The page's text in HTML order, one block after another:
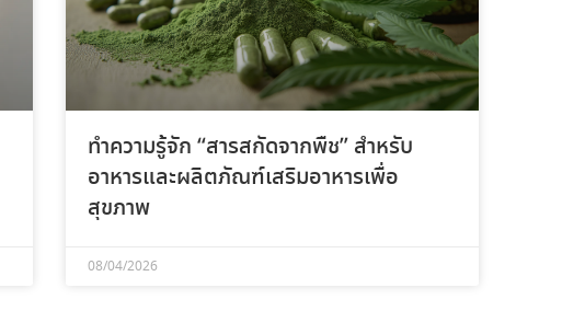
ทำความรู้จัก “สารสกัดจากพืช” สำหรับ
อาหารและผลิตภัณฑ์เสริมอาหารเพื่อ
สุขภาพ
08/04/2026